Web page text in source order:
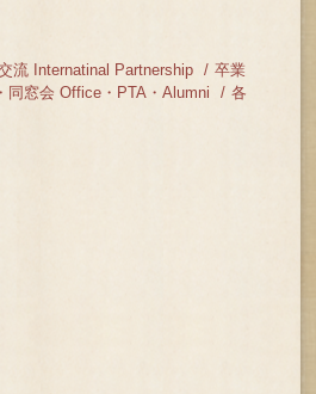
流 Internatinal Partnership
卒業
同窓会 Office・PTA・Alumni
各